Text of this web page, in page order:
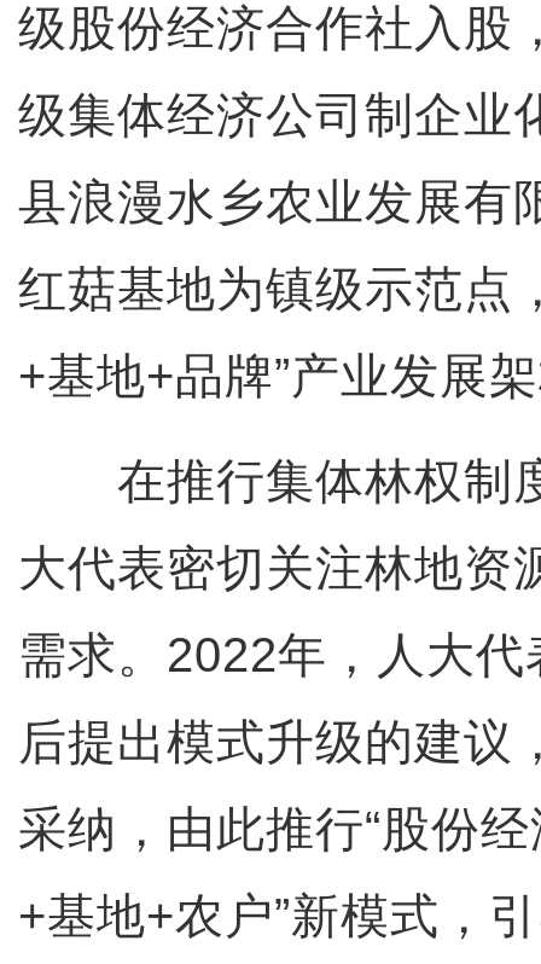
级股份经济合作社入股
级集体经济公司制企
县浪漫水乡农业发展有
红菇基地为镇级示范点
+基地+品牌”产业发展
在推行集体林权制
大代表密切关注林地资
需求。2022年，人大
后提出模式升级的建议
采纳，由此推行“股份
+基地+农户”新模式，